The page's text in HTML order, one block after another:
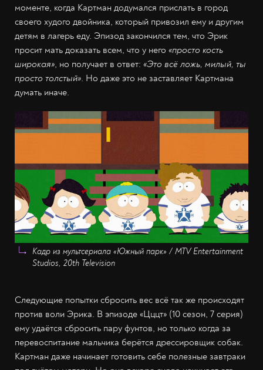
моменте, когда Картман додумался прислать в город
своего худого двойника, который привозил ему и другим
детям в лагерь еду. Эпизод закончился тем, что Эрик
просит мать доказать всем, что у него «просто кость
широкая», но получает в ответ: «Это всё ложь, милый, ты
просто толстый». Но даже это не заставляет Картмана
думать иначе.
Кадр из мультсериала «Южный парк» / MTV Entertainment
Studios, 20th Television
Следующие попытки сбросить вес всё так же происходят
против воли Эрика. В эпизоде «Цццт» (10 сезон, 7 серия)
ему удаётся сбросить пару фунтов, но только когда за
перевоспитание мальчика берётся дрессировщик собак.
Картман даже начинает готовить себе полезные завтраки